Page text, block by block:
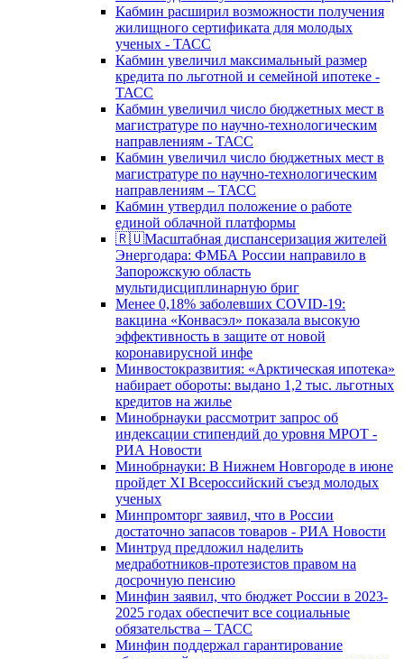
Кабмин расширил возможности получения
жилищного сертификата для молодых
ученых - ТАСС
Кабмин увеличил максимальный размер
кредита по льготной и семейной ипотеке -
ТАСС
Кабмин увеличил число бюджетных мест в
магистратуре по научно-технологическим
направлениям - ТАСС
Кабмин увеличил число бюджетных мест в
магистратуре по научно-технологическим
направлениям – ТАСС
Кабмин утвердил положение о работе
единой облачной платформы
🇷🇺Масштабная диспансеризация жителей
Энергодара: ФМБА России направило в
Запорожскую область
мультидисциплинарную бриг
Менее 0,18% заболевших COVID-19:
вакцина «Конвасэл» показала высокую
эффективность в защите от новой
коронавирусной инфе
Минвостокразвития: «Арктическая ипотека»
набирает обороты: выдано 1,2 тыс. льготных
кредитов на жилье
Минобрнауки рассмотрит запрос об
индексации стипендий до уровня МРОТ -
РИА Новости
Минобрнауки: В Нижнем Новгороде в июне
пройдет XI Всероссийский съезд молодых
ученых
Минпромторг заявил, что в России
достаточно запасов товаров - РИА Новости
Минтруд предложил наделить
медработников-протезистов правом на
досрочную пенсию
Минфин заявил, что бюджет России в 2023-
2025 годах обеспечит все социальные
обязательства – ТАСС
Минфин поддержал гарантирование